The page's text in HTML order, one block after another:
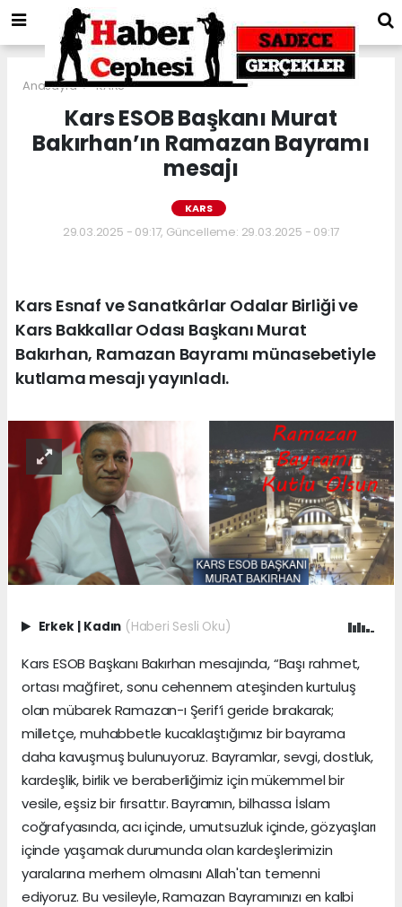
Anasayfa KARS
Kars ESOB Başkanı Murat
Bakırhan’ın Ramazan Bayramı
mesajı
KARS
29.03.2025 - 09:17, Güncelleme: 29.03.2025 - 09:17
Kars Esnaf ve Sanatkârlar Odalar Birliği ve
Kars Bakkallar Odası Başkanı Murat
Bakırhan, Ramazan Bayramı münasebetiyle
kutlama mesajı yayınladı.
Erkek | Kadın (Haberi Sesli Oku)
Kars ESOB Başkanı Bakırhan mesajında, “Başı rahmet,
ortası mağfiret, sonu cehennem ateşinden kurtuluş
olan mübarek Ramazan-ı Şerif’i geride bırakarak;
milletçe, muhabbetle kucaklaştığımız bir bayrama
daha kavuşmuş bulunuyoruz. Bayramlar, sevgi, dostluk,
kardeşlik, birlik ve beraberliğimiz için mükemmel bir
vesile, eşsiz bir fırsattır. Bayramın, bilhassa İslam
coğrafyasında, acı içinde, umutsuzluk içinde, gözyaşları
içinde yaşamak durumunda olan kardeşlerimizin
yaralarına merhem olmasını Allah'tan temenni
ediyoruz. Bu vesileyle, Ramazan Bayramınızı en kalbi